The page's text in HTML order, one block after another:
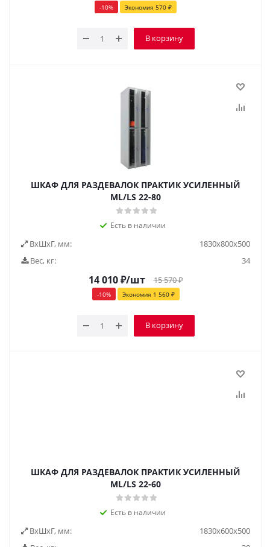
-10% Экономия 570 ₽
В корзину
ШКАФ ДЛЯ РАЗДЕВАЛОК ПРАКТИК УСИЛЕННЫЙ
ML/LS 22-80
Есть в наличии
ВxШxГ, мм:
1830x800x500
Вес, кг:
34
14 010₽/шт 15 570₽
-10% Экономия 1 560₽
В корзину
ШКАФ ДЛЯ РАЗДЕВАЛОК ПРАКТИК УСИЛЕННЫЙ
ML/LS 22-60
Есть в наличии
ВxШxГ, мм:
1830x600x500